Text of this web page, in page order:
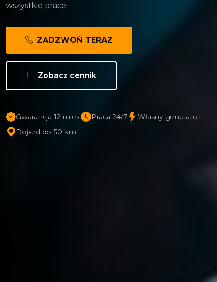
wszystkie prace.
ZADZWOŃ TERAZ
Zobacz cennik
Gwarancja 12 mies. Praca 24/7
Własny generator
Dojazd do 50 km